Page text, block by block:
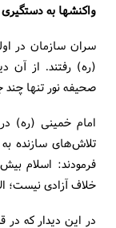
واکنشها به دستگیری
سران سازمان در
(ره) رفتند. از آن
صحیفه نور تنها
امام خمینی (ره)
تلاش‌های سازنده
فرمودند: اسلام
خلاف آزادی نیست؛
در این دیدار که